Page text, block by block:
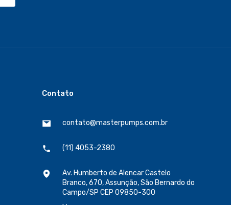
Contato
contato@masterpumps.com.br
(11) 4053-2380
Av. Humberto de Alencar Castelo
Branco, 670, Assunção, São Bernardo do
Campo/SP CEP 09850-300